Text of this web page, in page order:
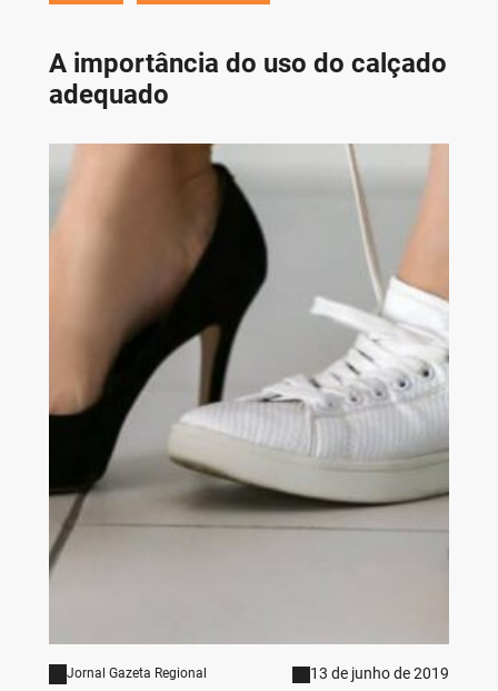
A importância do uso do calçado
adequado
Jornal Gazeta Regional 13 de junho de 2019